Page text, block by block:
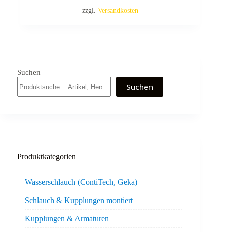
zzgl. Versandkosten
Suchen
Suchen
Produktkategorien
Wasserschlauch (ContiTech, Geka)
Schlauch & Kupplungen montiert
Kupplungen & Armaturen